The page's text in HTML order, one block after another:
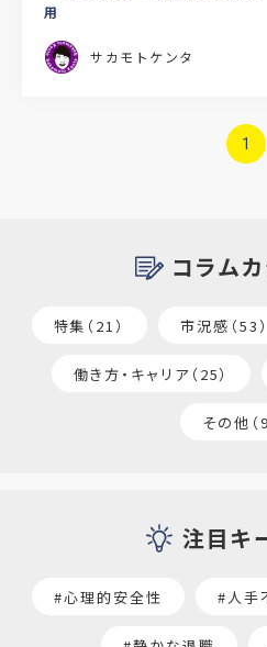
用
サカモトケンタ
1
コラム
特集（21） 市況感（53）
働き方・キャリア（25）
その他（
注目キ
#心理的安全性 #人手